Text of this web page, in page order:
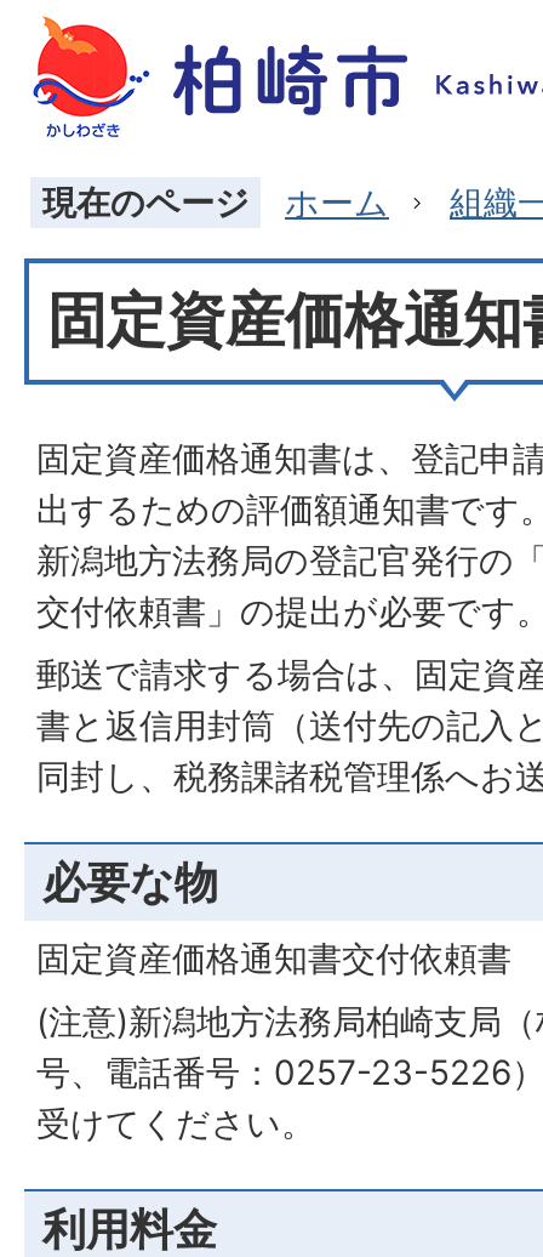
現在のページ ホーム 組織
固定資産価格通知
固定資産価格通知書は、 登記申
出するための評価額通知書です
新潟地方法務局の登記官発行の
交付依頼書」の提出が必要です
郵送で請求する場合は、固定資
書と返信用封筒（送付先の記入
同封し、税務課諸税管理係へお
必要な物
固定資産価格通知書交付依頼書
(注意)新潟地方法務局柏崎支局
号、電話番号：0257-23-5226
受けてください。
利用料金